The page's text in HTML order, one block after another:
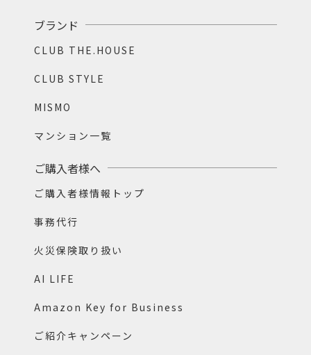
ブランド
CLUB THE.HOUSE
CLUB STYLE
MISMO
マンション一覧
ご購入者様へ
ご購入者様情報トップ
事務代行
火災保険取り扱い
AI LIFE
Amazon Key for Business
ご紹介キャンペーン